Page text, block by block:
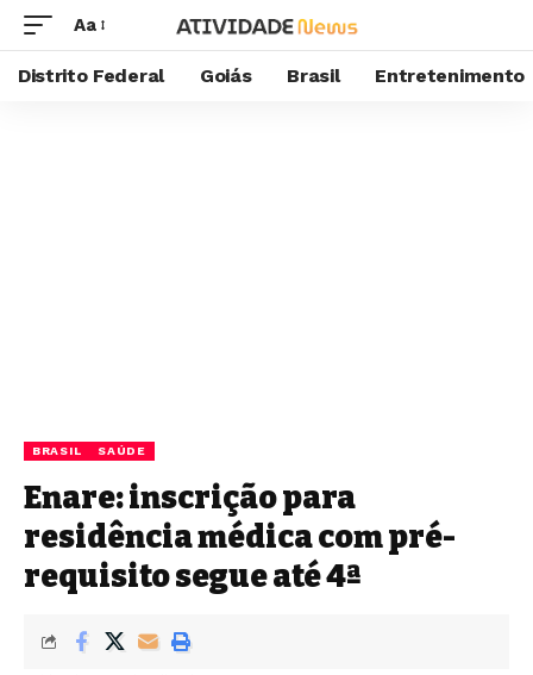
Aa
Distrito Federal Goiás Brasil Entretenimento
BRASIL SAÚDE
Enare: inscrição para
residência médica com pré-
requisito segue até 4ª